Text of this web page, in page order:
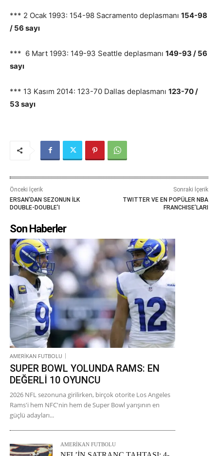
*** 2 Ocak 1993: 154-98 Sacramento deplasmanı 154-98
/ 56 sayı
*** 6 Mart 1993: 149-93 Seattle deplasmanı 149-93 / 56
sayı
*** 13 Kasım 2014: 123-70 Dallas deplasmanı 123-70 /
53 sayı
Önceki İçerik
ERSAN’DAN SEZONUN İLK
DOUBLE-DOUBLE’I
Sonraki İçerik
TWITTER VE EN POPÜLER NBA
FRANCHISE’LARI
Son Haberler
AMERİKAN FUTBOLU
SUPER BOWL YOLUNDA RAMS: EN
DEĞERLİ 10 OYUNCU
2026 NFL sezonuna girilirken, birçok otorite Los Angeles
Rams'i hem NFC'nin hem de Super Bowl yarışının en
güçlü adayları...
AMERİKAN FUTBOLU